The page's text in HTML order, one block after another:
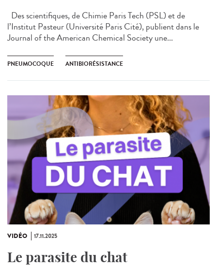
Des scientifiques, de Chimie Paris Tech (PSL) et de
l’Institut Pasteur (Université Paris Cité), publient dans le
Journal of the American Chemical Society une...
PNEUMOCOQUE ANTIBIORÉSISTANCE
VIDÉO 17.11.2025
Le parasite du chat